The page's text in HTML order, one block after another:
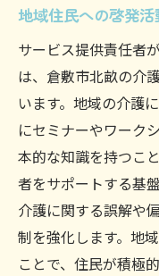
地域住民への啓発活
サービス提供責任者
は、倉敷市北畝の介
います。地域の介護
にセミナーやワーク
本的な知識を持つこ
者をサポートする基
介護に関する誤解や
制を強化します。地
ことで、住民が積極